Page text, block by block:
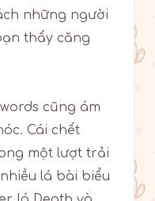
những người
thấy căng
cũng ám
Cái chết
một lượt trải
lá bài biểu